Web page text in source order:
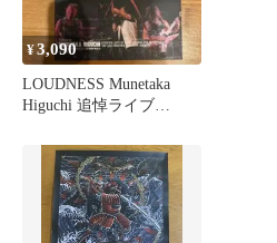
¥3,090
LOUDNESS Munetaka
Higuchi 追悼ライブ